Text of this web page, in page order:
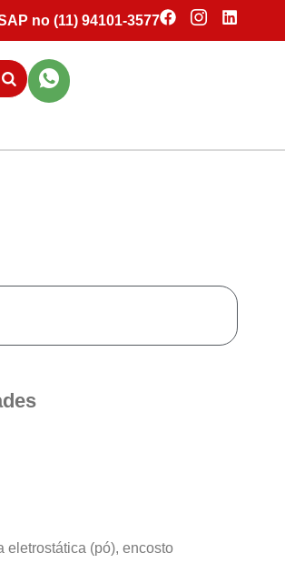
no (11) 94101-3577
eletrostática (pó), encosto